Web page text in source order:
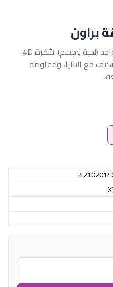
ماكينة براون XT5100 الكل في واحد (لحية وجسم). شفرة 4D
مرن يتكيف مع الثنايا، ومقاومة